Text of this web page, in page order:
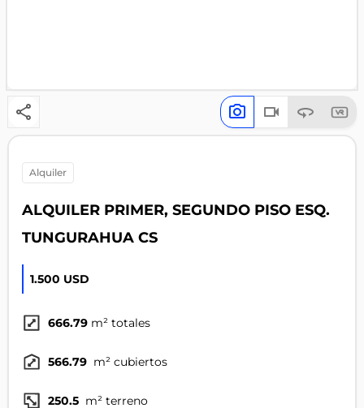
alquiler
ALQUILER PRIMER, SEGUNDO PISO ESQ.
TUNGURAHUA CS
1.500 USD
666.79 m² totales
566.79 m² cubiertos
250.5 m² terreno